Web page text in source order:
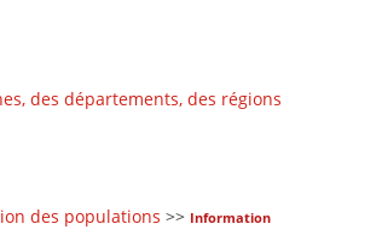
des départements, des régions
des populations >> Information